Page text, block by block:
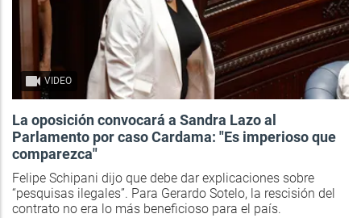
VIDEO
La oposición convocará a Sandra Lazo al
Parlamento por caso Cardama: "Es imperioso que
comparezca"
Felipe Schipani dijo que debe dar explicaciones sobre
“pesquisas ilegales”. Para Gerardo Sotelo, la rescisión del
contrato no era lo más beneficioso para el país.